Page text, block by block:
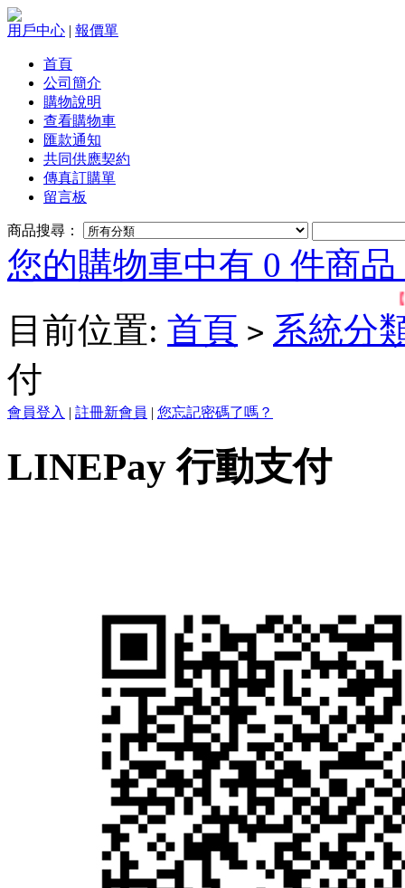
用戶中心 | 報價單
首頁
公司簡介
購物說明
查看購物車
匯款通知
共同供應契約
傳真訂購單
留言板
商品搜尋：
您的購物車中有 0 件商
目前位置: 首頁 > 系統分
付
會員登入 | 註冊新會員 | 您忘記密碼了嗎？
LINEPay 行動支付